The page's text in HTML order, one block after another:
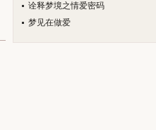
诠释梦境之情爱密码
梦见在做爱